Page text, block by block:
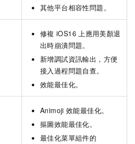
其他平台相容性問題。
修複 iOS16 上應用美顏退
出時崩潰問題。
新增調試資訊輸出，方便
接入過程問題自查。
效能最佳化。
Animoji 效能最佳化。
摳圖效能最佳化。
最佳化菜單組件的